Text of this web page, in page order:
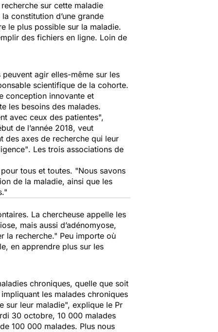
sur cette maladie
constitution d’une grande
le plus possible sur la maladie.
des fichiers en ligne. Loin de
agir elles-même sur les
scientifique de la cohorte.
conception innovante et
les besoins des malades.
avec ceux des patientes",
de l’année 2018, veut
des axes de recherche qui leur
. Les trois associations de
tous et toutes. "Nous savons
de la maladie, ainsi que les
La chercheuse appelle les
mais aussi d’adénomyose,
la recherche." Peu importe où
en apprendre plus sur les
chroniques, quelle que soit
les malades chroniques
sur leur maladie", explique le Pr
30 octobre, 10 000 malades
100 000 malades. Plus nous